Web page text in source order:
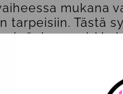
mukana
tarpeisiin. Tästä
työnkuvaani.
ohjaavista